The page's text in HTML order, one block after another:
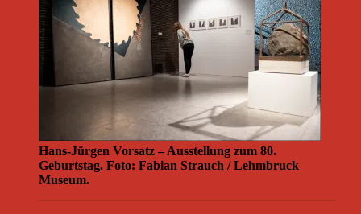
Hans-Jürgen Vorsatz – Ausstellung zum 80.
Geburtstag. Foto: Fabian Strauch / Lehmbruck
Museum.